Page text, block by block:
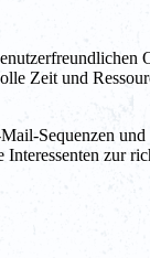
Zeit und
Sequenzen
zur